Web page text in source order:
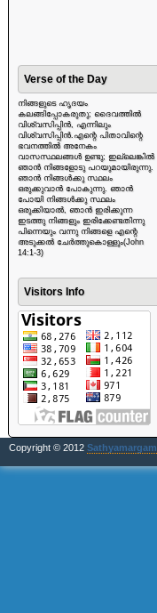
Verse of the Day
നിങ്ങളുടെ ഹൃദയം
കലങ്ങിപ്പോകരുതു; ദൈവത്തിൽ
വിശ്വസിപ്പിൻ, എന്നിലും
വിശ്വസിപ്പിൻ.എന്റെ പിതാവിന്റെ
ഭവനത്തിൽ അനേകം
വാസസ്ഥലങ്ങൾ ഉണ്ടു; ഇല്ലെങ്കിൽ
ഞാൻ നിങ്ങളോടു പറയുമായിരുന്നു.
ഞാൻ നിങ്ങൾക്കു സ്ഥലം
ഒരുക്കുവാൻ പോകുന്നു. ഞാൻ
പോയി നിങ്ങൾക്കു സ്ഥലം
ഒരുക്കിയാൽ, ഞാൻ ഇരിക്കുന്ന
ഇടത്തു നിങ്ങളും ഇരിക്കേണ്ടതിന്നു
പിന്നെയും വന്നു നിങ്ങളെ എന്റെ
അടുക്കൽ ചേർത്തുകൊള്ളും(John
14:1-3)
Visitors Info
Copyright © 2012 Sathyamargam